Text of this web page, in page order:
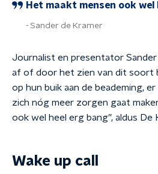
Het maakt mensen ook wel
Sander de Kramer
Journalist en presentator
af of door het zien van dit soort
op hun buik aan de beademing,
zich nóg meer zorgen gaat
ook wel heel erg bang”, aldus De
Wake up call